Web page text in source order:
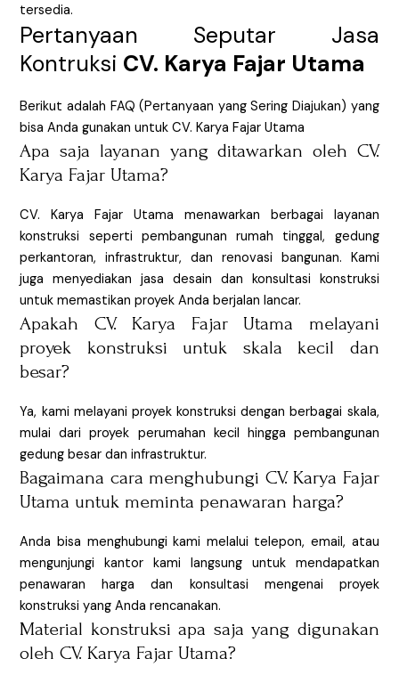
tersedia.
Pertanyaan Seputar Jasa
Kontruksi CV. Karya Fajar Utama
Berikut adalah FAQ (Pertanyaan yang Sering Diajukan) yang
bisa Anda gunakan untuk CV. Karya Fajar Utama
Apa saja layanan yang ditawarkan oleh CV.
Karya Fajar Utama?
CV. Karya Fajar Utama menawarkan berbagai layanan
konstruksi seperti pembangunan rumah tinggal, gedung
perkantoran, infrastruktur, dan renovasi bangunan. Kami
juga menyediakan jasa desain dan konsultasi konstruksi
untuk memastikan proyek Anda berjalan lancar.
Apakah CV. Karya Fajar Utama melayani
proyek konstruksi untuk skala kecil dan
besar?
Ya, kami melayani proyek konstruksi dengan berbagai skala,
mulai dari proyek perumahan kecil hingga pembangunan
gedung besar dan infrastruktur.
Bagaimana cara menghubungi CV. Karya Fajar
Utama untuk meminta penawaran harga?
Anda bisa menghubungi kami melalui telepon, email, atau
mengunjungi kantor kami langsung untuk mendapatkan
penawaran harga dan konsultasi mengenai proyek
konstruksi yang Anda rencanakan.
Material konstruksi apa saja yang digunakan
oleh CV. Karya Fajar Utama?